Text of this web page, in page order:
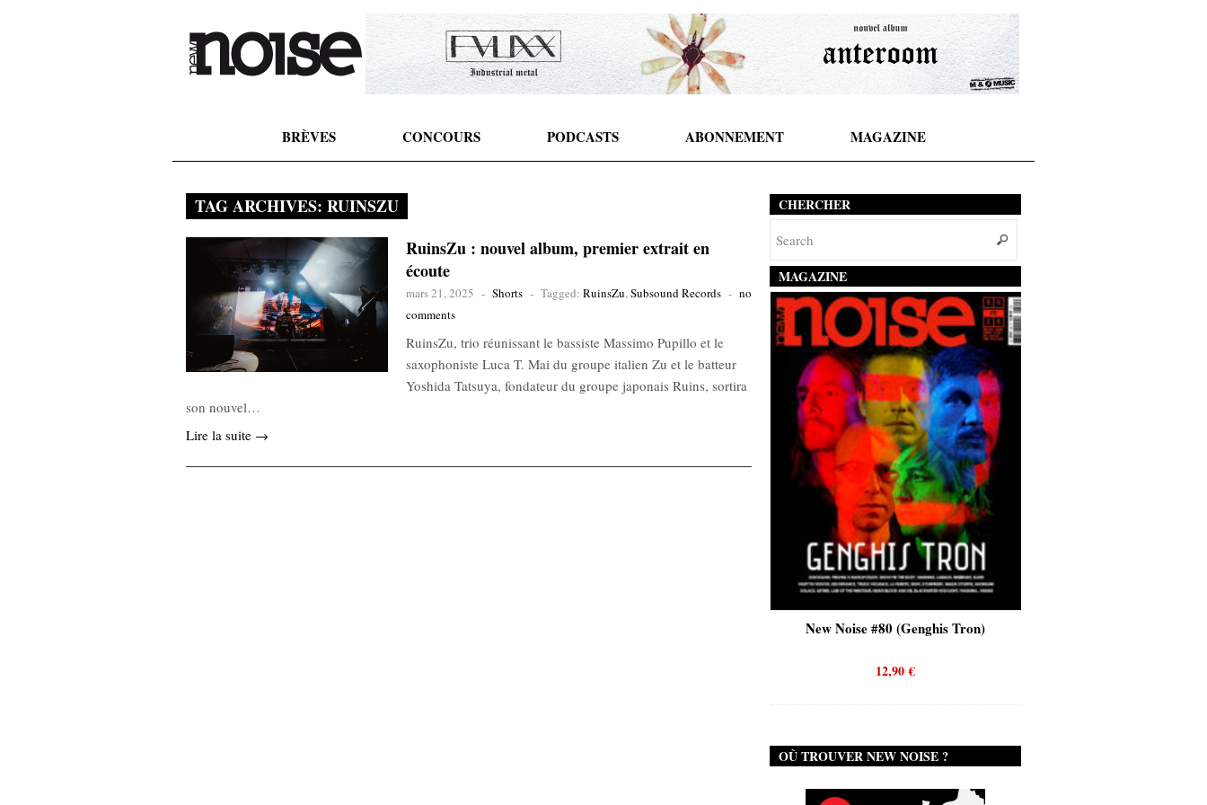
BRÈVES CONCOURS PODCASTS ABONNEMENT MAGAZINE
TAG ARCHIVES: RUINSZU
RuinsZu : nouvel album, premier extrait en
écoute
mars 21, 2025 - Shorts - Tagged: RuinsZu,Subsound Records - no
comments
RuinsZu, trio réunissant le bassiste Massimo Pupillo et le
saxophoniste Luca T. Mai du groupe italien Zu et le batteur
Yoshida Tatsuya, fondateur du groupe japonais Ruins, sortira
son nouvel…
Lire la suite →
CHERCHER
MAGAZINE
New Noise #80 (Genghis Tron)
12,90€
OÙ TROUVER NEW NOISE ?